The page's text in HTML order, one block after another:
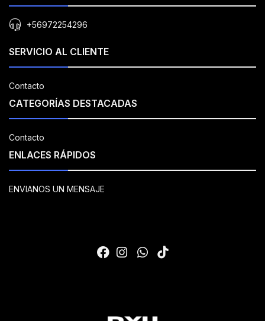
+56972254296
SERVICIO AL CLIENTE
Contacto
CATEGORÍAS DESTACADAS
Contacto
ENLACES RÁPIDOS
ENVIANOS UN MENSAJE